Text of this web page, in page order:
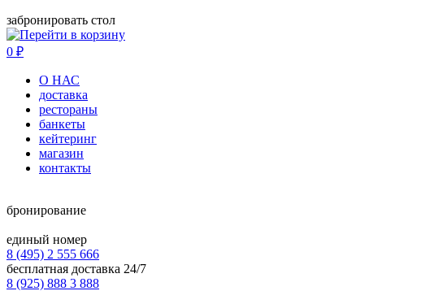
забронировать стол
0 ₽
О НАС
доставка
рестораны
банкеты
кейтеринг
магазин
контакты
бронирование
единый номер
8 (495) 2 555 666
бесплатная доставка 24/7
8 (925) 888 3 888